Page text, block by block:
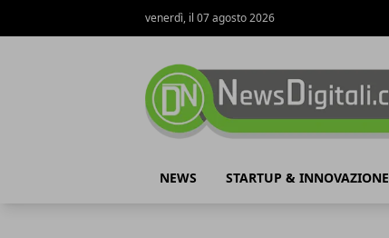
venerdì, il 07 agosto 2026
NEWS STARTUP & INNOVAZIONE